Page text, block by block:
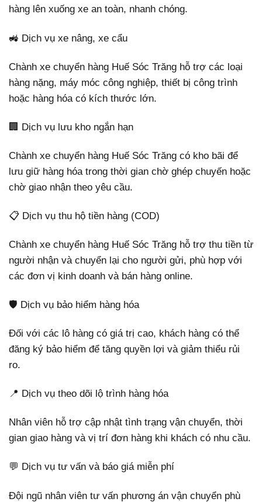
hàng lên xuống xe an toàn, nhanh chóng.
🚜 Dịch vụ xe nâng, xe cẩu
Chành xe chuyển hàng Huế Sóc Trăng hỗ trợ các loại
hàng nặng, máy móc công nghiệp, thiết bị công trình
hoặc hàng hóa có kích thước lớn.
🏢 Dịch vụ lưu kho ngắn hạn
Chành xe chuyển hàng Huế Sóc Trăng có kho bãi để
lưu giữ hàng hóa trong thời gian chờ ghép chuyến hoặc
chờ giao nhận theo yêu cầu.
📋 Dịch vụ thu hộ tiền hàng (COD)
Chành xe chuyển hàng Huế Sóc Trăng hỗ trợ thu tiền từ
người nhận và chuyển lại cho người gửi, phù hợp với
các đơn vị kinh doanh và bán hàng online.
🛡️ Dịch vụ bảo hiểm hàng hóa
Đối với các lô hàng có giá trị cao, khách hàng có thể
đăng ký bảo hiểm để tăng quyền lợi và giảm thiểu rủi
ro.
📍 Dịch vụ theo dõi lộ trình hàng hóa
Nhân viên hỗ trợ cập nhật tình trạng vận chuyển, thời
gian giao hàng và vị trí đơn hàng khi khách có nhu cầu.
💬 Dịch vụ tư vấn và báo giá miễn phí
Đội ngũ nhân viên tư vấn phương án vận chuyển phù